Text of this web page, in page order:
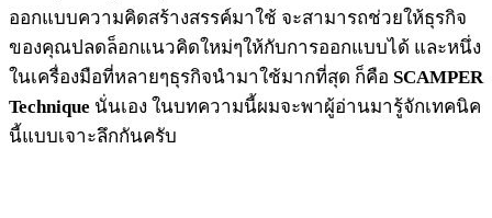
ออกแบบความคิดสร้างสรรค์มาใช้ จะสามารถช่วยให้ธุรกิจ
ของคุณปลดล็อกแนวคิดใหม่ๆให้กับการออกแบบได้ และหนึ่ง
ในเครื่องมือที่หลายๆธุรกิจนำมาใช้มากที่สุด ก็คือ SCAMPER
Technique นั่นเอง ในบทความนี้ผมจะพาผู้อ่านมารู้จักเทคนิค
นี้แบบเจาะลึกกันครับ